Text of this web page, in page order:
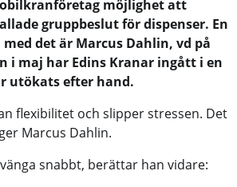
möjlighet att
gruppbeslut för dispenser. En
det är Marcus Dahlin, vd på
i maj har Edins Kranar ingått i en
utökats efter hand.
flexibilitet och slipper stressen. Det
Marcus Dahlin.
snabbt, berättar han vidare: